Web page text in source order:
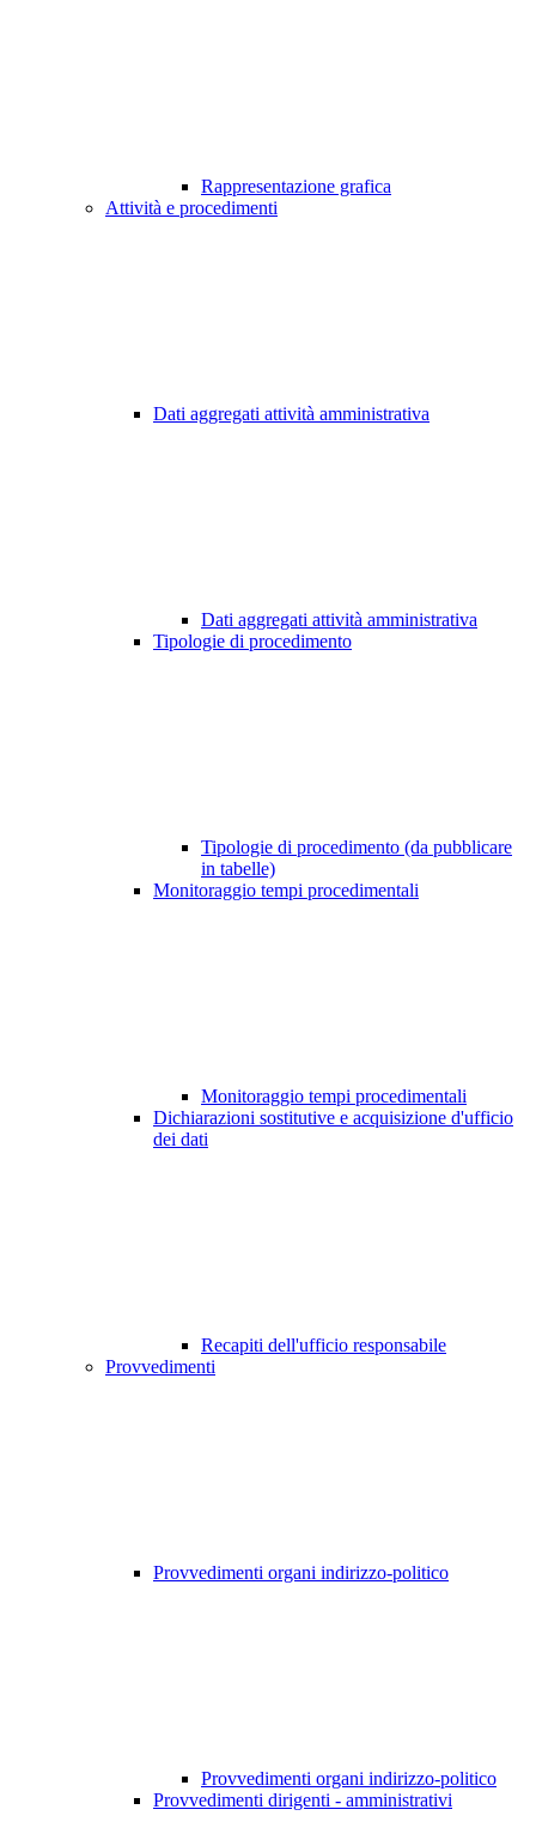
Rappresentazione grafica
Attività e procedimenti
Dati aggregati attività amministrativa
Dati aggregati attività amministrativa
Tipologie di procedimento
Tipologie di procedimento (da pubblicare
in tabelle)
Monitoraggio tempi procedimentali
Monitoraggio tempi procedimentali
Dichiarazioni sostitutive e acquisizione d'ufficio
dei dati
Recapiti dell'ufficio responsabile
Provvedimenti
Provvedimenti organi indirizzo-politico
Provvedimenti organi indirizzo-politico
Provvedimenti dirigenti - amministrativi